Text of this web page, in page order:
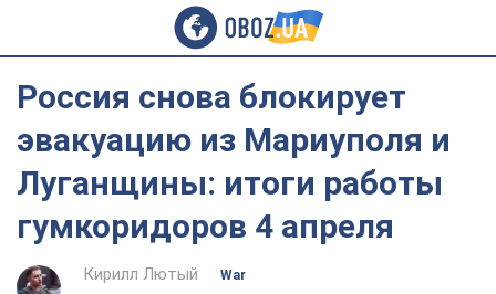
Россия снова блокирует
эвакуацию из Мариуполя и
Луганщины: итоги работы
гумкоридоров 4 апреля
Кирилл Лютый
War